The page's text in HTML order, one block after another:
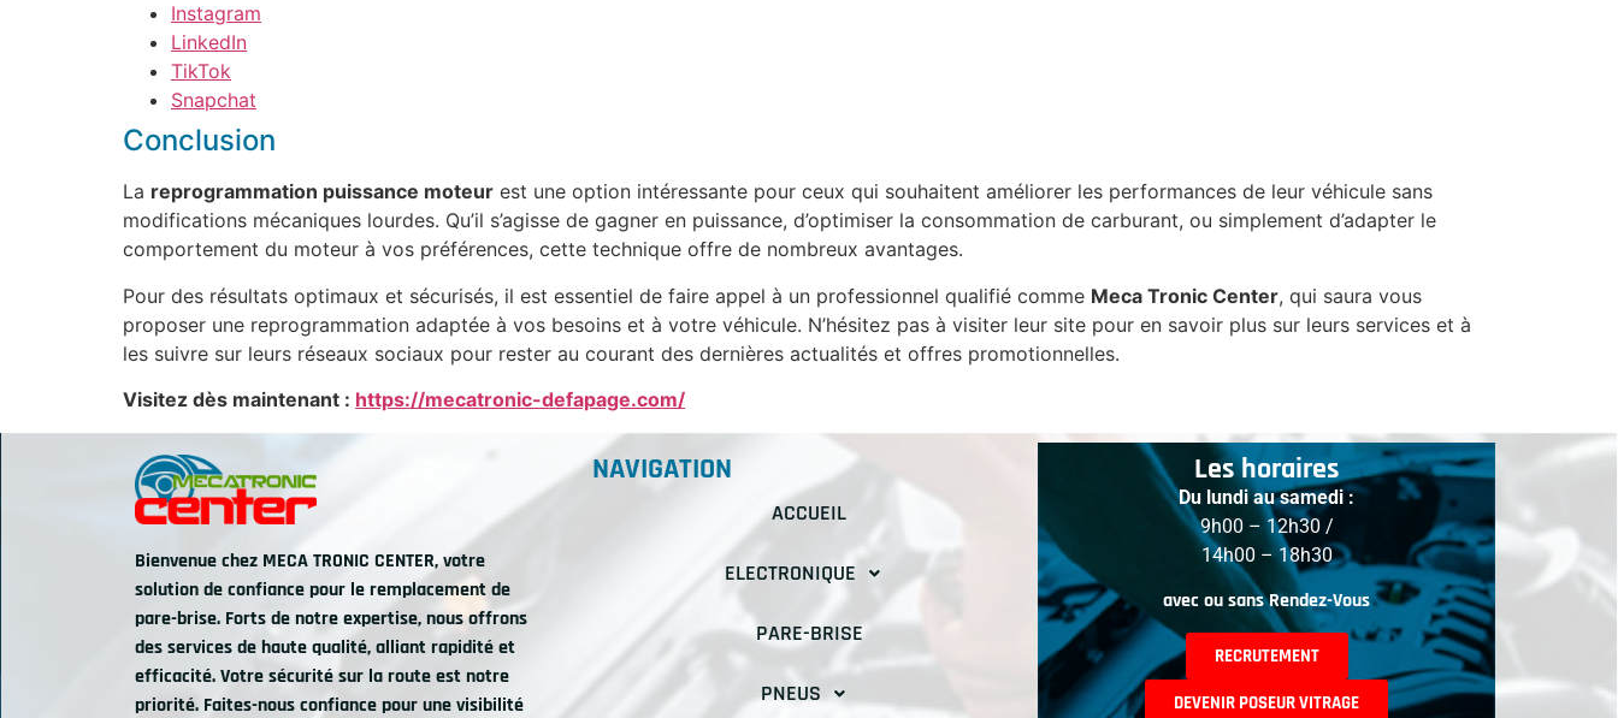
Instagram
LinkedIn
TikTok
Snapchat
Conclusion
La reprogrammation puissance moteur est une option intéressante pour ceux qui souhaitent améliorer les performances de leur véhicule sans
modifications mécaniques lourdes. Qu’il s’agisse de gagner en puissance, d’optimiser la consommation de carburant, ou simplement d’adapter le
comportement du moteur à vos préférences, cette technique offre de nombreux avantages.
Pour des résultats optimaux et sécurisés, il est essentiel de faire appel à un professionnel qualifié comme Meca Tronic Center, qui saura vous
proposer une reprogrammation adaptée à vos besoins et à votre véhicule. N’hésitez pas à visiter leur site pour en savoir plus sur leurs services et à
les suivre sur leurs réseaux sociaux pour rester au courant des dernières actualités et offres promotionnelles.
Visitez dès maintenant : https://mecatronic-defapage.com/
Bienvenue chez MECA TRONIC CENTER, votre
solution de confiance pour le remplacement de
pare-brise. Forts de notre expertise, nous offrons
des services de haute qualité, alliant rapidité et
efficacité. Votre sécurité sur la route est notre
priorité. Faites-nous confiance pour une visibilité
NAVIGATION
ACCUEIL
ELECTRONIQUE
PARE-BRISE
PNEUS
Les horaires
Du lundi au samedi :
9h00 – 12h30 /
14h00 – 18h30
avec ou sans Rendez-Vous
RECRUTEMENT
DEVENIR POSEUR VITRAGE